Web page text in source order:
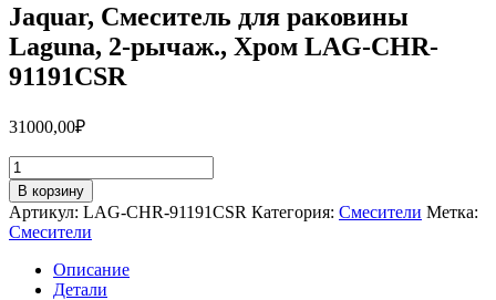
Jaquar, Смеситель для раковины
Laguna, 2-рычаж., Хром LAG-CHR-
91191CSR
31000,00₽
Количество
товара
Jaquar,
Смеситель
для
раковины
Laguna,
В корзину
Артикул: LAG-CHR-91191CSR Категория: Смесители Метка:
Смесители
Описание
Детали